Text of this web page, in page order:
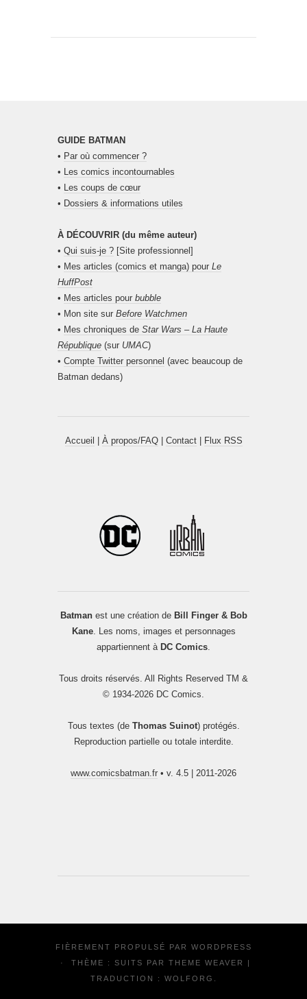
GUIDE BATMAN
• Par où commencer ?
• Les comics incontournables
• Les coups de cœur
• Dossiers & informations utiles
À DÉCOUVRIR (du même auteur)
• Qui suis-je ? [Site professionnel]
• Mes articles (comics et manga) pour Le
HuffPost
• Mes articles pour bubble
• Mon site sur Before Watchmen
• Mes chroniques de Star Wars – La Haute
République (sur UMAC)
• Compte Twitter personnel (avec beaucoup de
Batman dedans)
Accueil À propos/FAQ| Contact| Flux RSS
Batmanest une création de Bill Finger & Bob
Kane. Les noms, images et personnages
appartiennent à DC Comics.
Tous droits réservés. All Rights Reserved TM &
© 1934-2026 DC Comics.
Tous textes (de Thomas Suinot) protégés.
Reproduction partielle ou totale interdite.
www.comicsbatman.fr • v. 4.5 | 2011-2026
FIÈREMENT PROPULSÉ PAR WORDPRESS
·
THÈME : SUITS PAR THEME WEAVER
TRADUCTION : WOLFORG .